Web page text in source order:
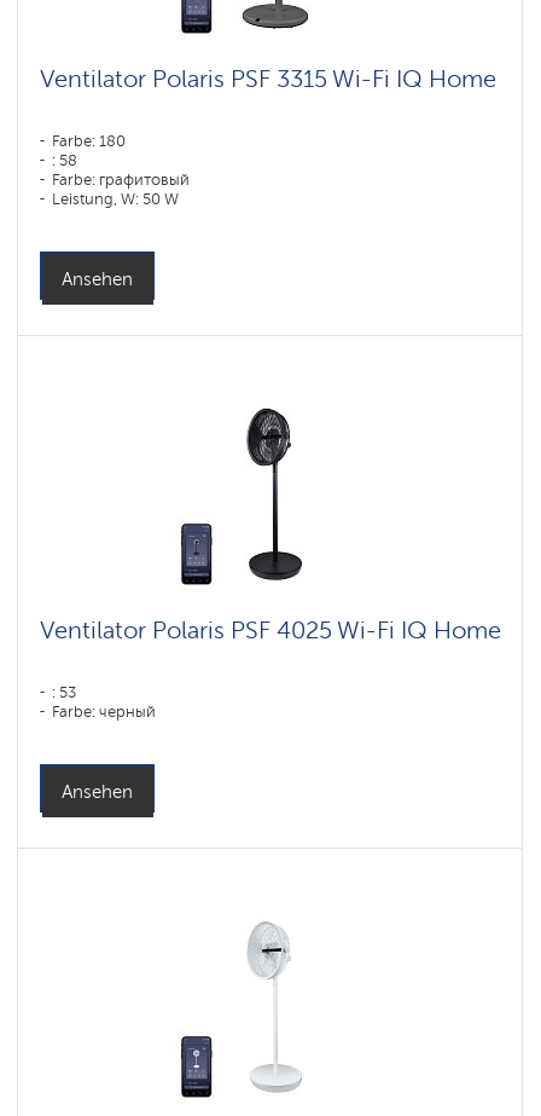
Ventilator Polaris PSF 3315 Wi-Fi IQ Home
Farbe: 180
: 58
Farbe: графитовый
Leistung, W: 50 W
Ansehen
Ventilator Polaris PSF 4025 Wi-Fi IQ Home
: 53
Farbe: черный
Ansehen